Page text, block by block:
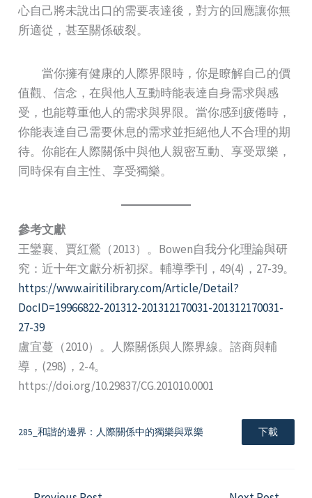
心自己將未說出口的需要表達後，對方的回應讓你無
所適從，甚至關係破裂。
當你擁有健康的人際界限時，你是瞭解自己的價
值觀、信念，在與他人互動時能表達自身需求與感
受，也能尊重他人的需求與界限。當你感到疲倦時，
你能表達自己需要休息的需求並拒絕他人不合理的期
待。你能在人際關係中與他人親密互動、享受眾樂，
同時保有自主性、享受獨樂。
參考文獻
王鑾襄、賈紅鶯（2013）。Bowen自我分化理論與研
究：近十年文獻分析初探。輔導季刊，49(4)，27-39。
https://www.airitilibrary.com/Article/Detail?
DocID=19966822-201312-201312170031-201312170031-
27-39
盧宜蔓（2010）。人際關係與人際界線。諮商與輔
導，(298)，2-4。
https://doi.org/10.29837/CG.201010.0001
285_和諧的邊界：人際關係中的獨樂與眾樂 下載